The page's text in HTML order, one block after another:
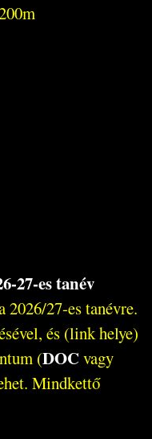
27-es tanév
27-es tanévre.
és (link helye)
(DOC vagy
Mindkettő